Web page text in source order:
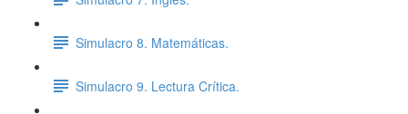
Simulacro 8. Matemáticas.
Simulacro 9. Lectura Crítica.